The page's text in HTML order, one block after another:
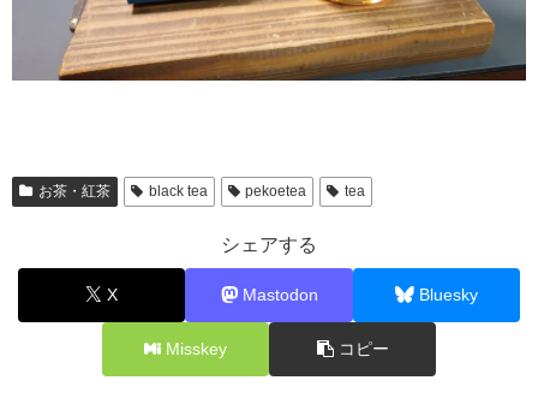
お茶・紅茶 black tea pekoetea tea
シェアする
X Mastodon Bluesky
Misskey コピー